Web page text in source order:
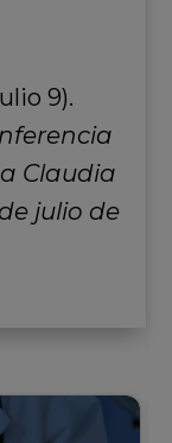
9).
Claudia
julio de